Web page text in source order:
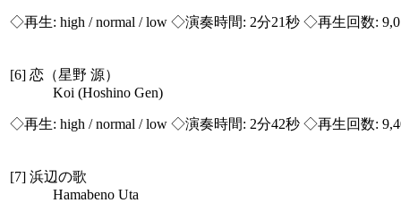
◇再生: high / normal / low ◇演奏時間: 2分21秒 ◇再生回数:
[6] 恋（星野 源）
Koi (Hoshino Gen)
◇再生: high / normal / low ◇演奏時間: 2分42秒 ◇再生回数:
[7] 浜辺の歌
Hamabeno Uta